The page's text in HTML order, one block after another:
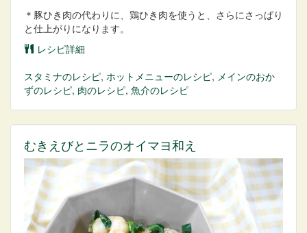
＊豚ひき肉の代わりに、鶏ひき肉を使うと、さらにさっぱり
と仕上がりになります。
レシピ詳細
スタミナのレシピ, ホットメニューのレシピ, メインのおか
ずのレシピ, 肉のレシピ, 魚介のレシピ
むきえびとニラのオイマヨ和え